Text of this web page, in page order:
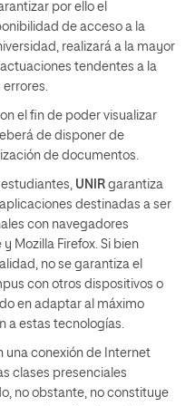
por ello el
de acceso a la
realizará a la mayor
tendentes a la
el fin de poder visualizar
de disponer de
de documentos.
UNIR garantiza
destinadas a ser
con navegadores
Mozilla Firefox. Si bien
no se garantiza el
con otros dispositivos o
en adaptar al máximo
a estas tecnologías.
una conexión de Internet
clases presenciales
no obstante, no constituye